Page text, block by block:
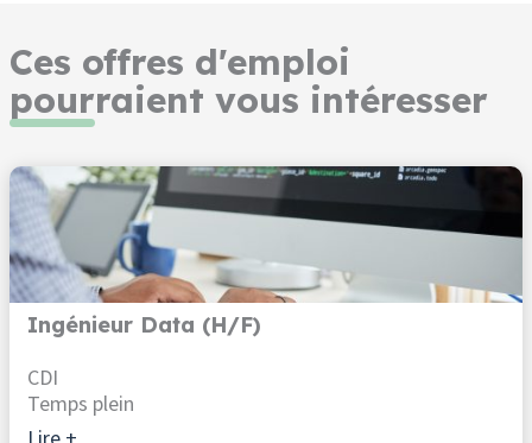
Ces offres d'emploi
pourraient vous intéresser
Ingénieur Data (H/F)
CDI
Temps plein
Lire +